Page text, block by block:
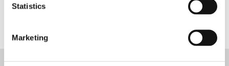
Statistics
Marketing